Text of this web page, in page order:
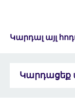
Կարդալ այլ
Կարդացեք